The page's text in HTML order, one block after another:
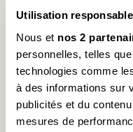
Utilisation
Nous et nos 2
personnelles, telles
technologies comme
à des informations sur
publicités et du
mesures de
Cet article est extrait
n°